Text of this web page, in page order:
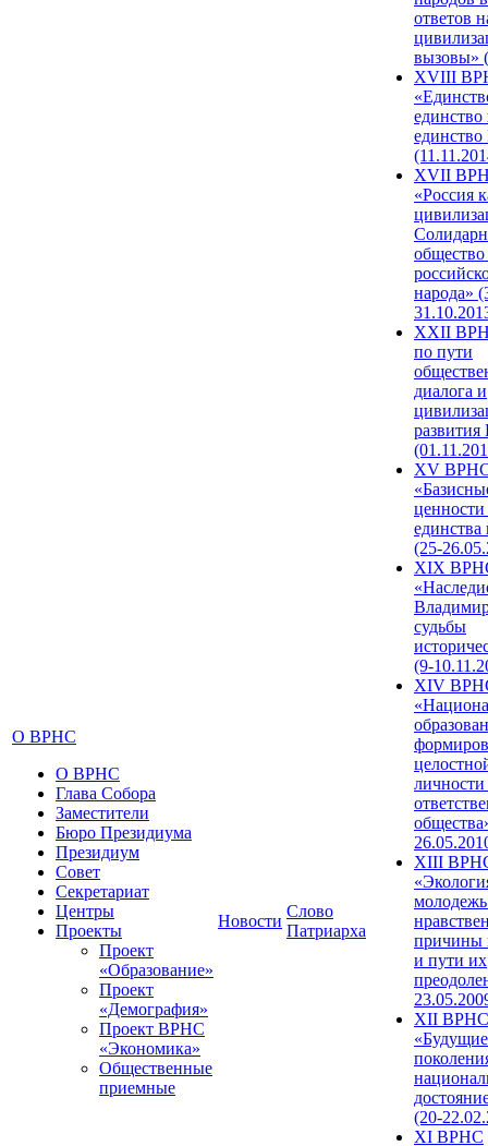
О ВРНС
О ВРНС
Глава Собора
Заместители
Бюро Президиума
Президиум
Совет
Секретариат
Центры
Проекты
Проект
«Образование»
Проект
«Демография»
Проект ВРНС
«Экономика»
Общественные
приемные
Новости
Слово
Патриарха
ответов
вызовы»
XVIII
единство
единство
XVII
«Россия
народа»
XXII
по пути
диалога и
развития
XV
единства
(25-
XIX
судьбы
(9-
XIV
XIII
причины
и пути их
XII ВРНС
«Будущие
(20-
XI ВРНС